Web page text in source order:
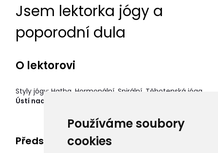
Používáme soubory
cookies
Jsem lektorka jógy a
poporodní dula
O lektorovi
Styly jógy: Hatha, Hormonální, Spirální, Těhotenská jóga
Ústí nad Labem, Česko
Představení lektora